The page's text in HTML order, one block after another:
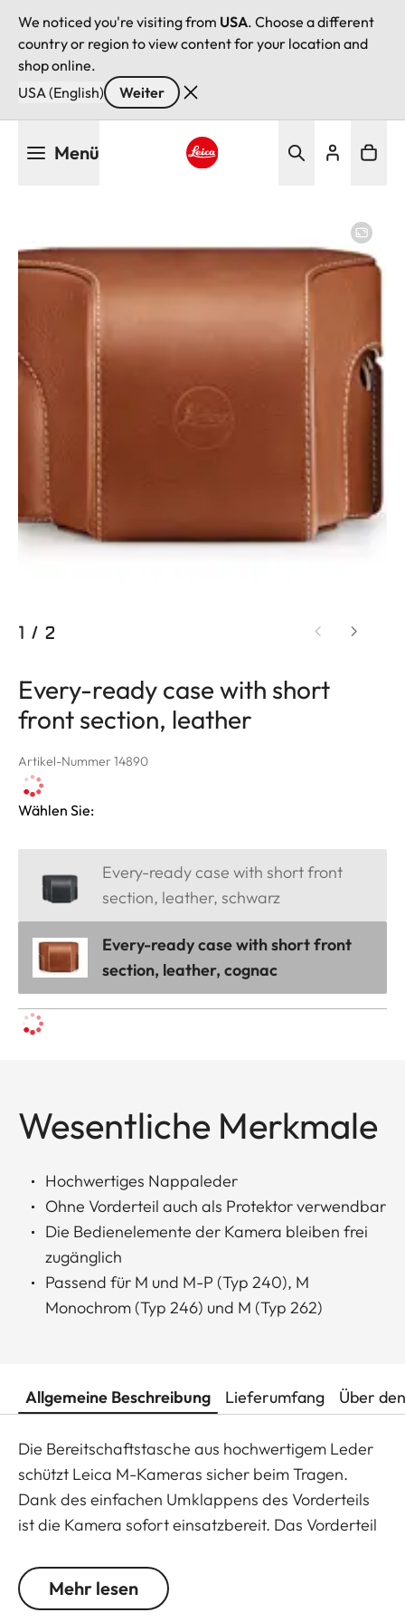
We noticed you're visiting from USA. Choose a different
country or region to view content for your location and
shop online.
USA (English)
Weiter
Menü
1 / 2
Every-ready case with short
front section, leather
Artikel-Nummer 14890
Wählen Sie:
Every-ready case with short front
section, leather, schwarz
Every-ready case with short front
section, leather, cognac
Wesentliche Merkmale
Hochwertiges Nappaleder
Ohne Vorderteil auch als Protektor verwendbar
Die Bedienelemente der Kamera bleiben frei
zugänglich
Passend für M und M-P (Typ 240), M
Monochrom (Typ 246) und M (Typ 262)
Allgemeine Beschreibung Lieferumfang Über
Die Bereitschaftstasche aus hochwertigem Leder
schützt Leica M-Kameras sicher beim Tragen.
Dank des einfachen Umklappens des Vorderteils
ist die Kamera sofort einsatzbereit. Das Vorderteil
entfernen und ist so auch als Protektor
verwendbar. Die Bedienelemente an der
Mehr lesen